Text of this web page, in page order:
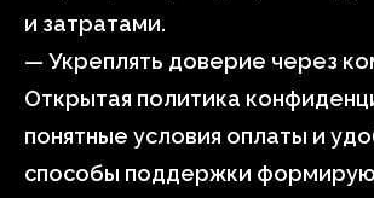
и затратами.
— Укреплять доверие через
Открытая политика
понятные условия оплаты и
способы поддержки